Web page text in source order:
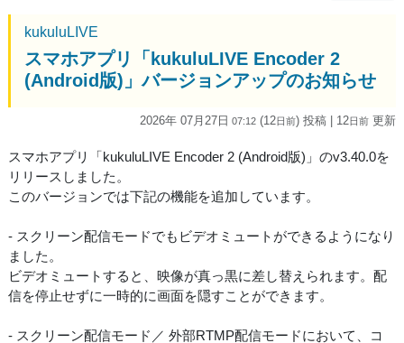
kukuluLIVE
スマホアプリ「kukuluLIVE Encoder 2
(Android版)」バージョンアップのお知らせ
2026年 07月27日 07:12 (12日前) 投稿 | 12日前 更新
スマホアプリ「kukuluLIVE Encoder 2 (Android版)」のv3.40.0を
リリースしました。
このバージョンでは下記の機能を追加しています。
- スクリーン配信モードでもビデオミュートができるようになり
ました。
ビデオミュートすると、映像が真っ黒に差し替えられます。配
信を停止せずに一時的に画面を隠すことができます。
- スクリーン配信モード／ 外部RTMP配信モードにおいて、コ